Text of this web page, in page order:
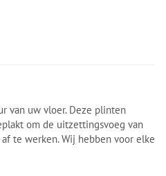
van uw vloer. Deze plinten
om de uitzettingsvoeg van
te werken. Wij hebben voor elke